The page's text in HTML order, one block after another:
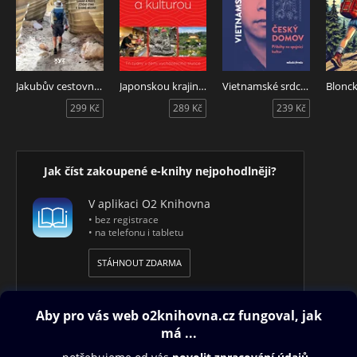
Jakubův cestovní deník 4.
299 Kč
Japonskou krajinou a kulturou
289 Kč
Vietnamské srdce, český domov
239 Kč
Jak číst zakoupené e-knihy nejpohodlněji?
V aplikaci O2 Knihovna
• bez registrace
• na telefonu i tabletu
STÁHNOUT ZDARMA